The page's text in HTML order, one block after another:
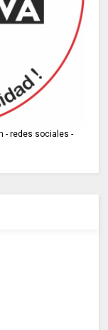
- redes sociales -